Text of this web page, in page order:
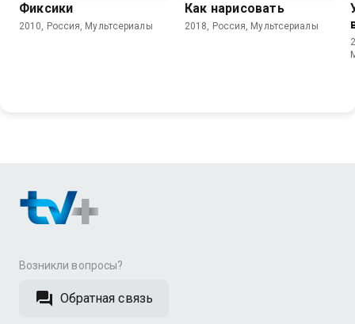
Фиксики
2010, Россия, Мультсериалы
Как нарисовать
2018, Россия, Мультсериалы
Возникли вопросы?
Обратная связь